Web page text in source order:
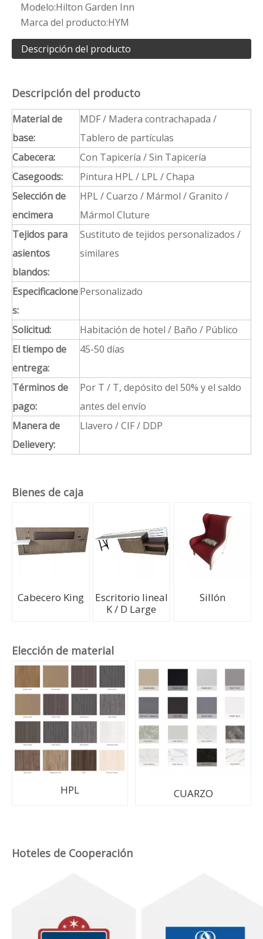
Modelo:Hilton Garden Inn
Marca del producto:HYM
Descripción del producto
Descripción del producto
Material de
base:
MDF / Madera contrachapada /
Tablero de partículas
Cabecera:
Con Tapicería / Sin Tapicería
Casegoods:
Pintura HPL / LPL / Chapa
Selección de
encimera
HPL / Cuarzo / Mármol / Granito /
Mármol Cluture
Tejidos para
asientos
blandos:
Sustituto de tejidos personalizados /
similares
Especificacione
s:
Personalizado
Solicitud:
Habitación de hotel / Baño / Público
El tiempo de
entrega:
45-50 días
Términos de
pago:
Por T / T, depósito del 50% y el saldo
antes del envío
Manera de
Delievery:
Llavero / CIF / DDP
Bienes de caja
Cabecero King
Escritorio lineal
K / D Large
Sillón
Elección de material
HPL CUARZO
Hoteles de Cooperación